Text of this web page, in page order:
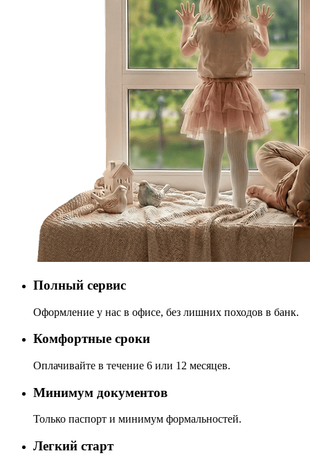
Полный сервис
Оформление у нас в офисе, без лишних походов в банк.
Комфортные сроки
Оплачивайте в течение 6 или 12 месяцев.
Минимум документов
Только паспорт и минимум формальностей.
Легкий старт